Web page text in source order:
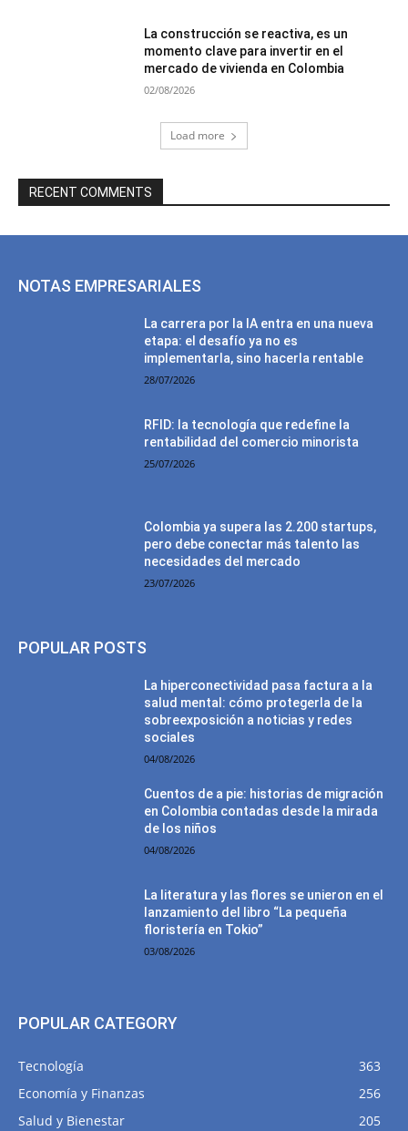
La construcción se reactiva, es un
momento clave para invertir en el
mercado de vivienda en Colombia
02/08/2026
Load more
RECENT COMMENTS
NOTAS EMPRESARIALES
La carrera por la IA entra en una nueva
etapa: el desafío ya no es
implementarla, sino hacerla rentable
28/07/2026
RFID: la tecnología que redefine la
rentabilidad del comercio minorista
25/07/2026
Colombia ya supera las 2.200 startups,
pero debe conectar más talento las
necesidades del mercado
23/07/2026
POPULAR POSTS
La hiperconectividad pasa factura a la
salud mental: cómo protegerla de la
sobreexposición a noticias y redes
sociales
04/08/2026
Cuentos de a pie: historias de migración
en Colombia contadas desde la mirada
de los niños
04/08/2026
La literatura y las flores se unieron en el
lanzamiento del libro “La pequeña
floristería en Tokio”
03/08/2026
POPULAR CATEGORY
Tecnología
363
Economía y Finanzas
256
Salud y Bienestar
205